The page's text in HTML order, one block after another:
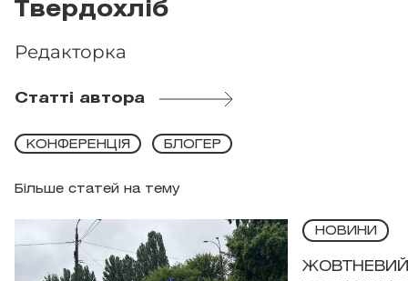
Твердохліб
Редакторка
Статті автора
Більше статей на тему
КОНФЕРЕНЦІЯ БЛОГЕР
НОВИНИ
ЖОВТНЕВИЙ